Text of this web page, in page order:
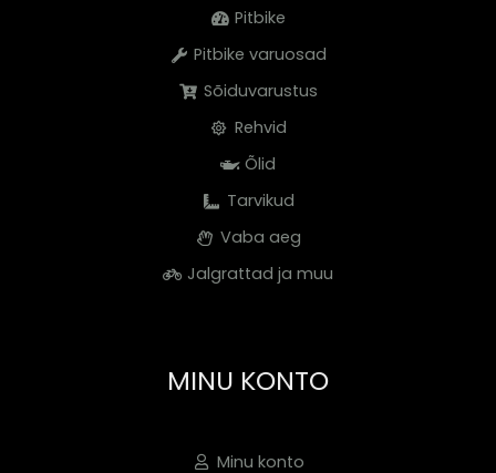
Pitbike
Pitbike varuosad
Sõiduvarustus
Rehvid
Õlid
Tarvikud
Vaba aeg
Jalgrattad ja muu
MINU KONTO
Minu konto